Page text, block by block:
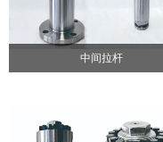
中间拉杆